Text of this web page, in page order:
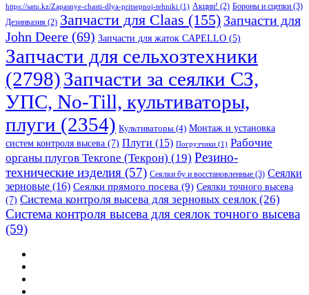
https://satu.kz/Zapasnye-chasti-dlya-pritsepnoj-tehniki (1) Акции! (2) Бороны и сцепки (3)
Дезинвазия (2) Запчасти для Claas (155) Запчасти для
John Deere (69) Запчасти для жаток CAPELLO (5)
Запчасти для сельхозтехники
(2798)Запчасти за сеялки СЗ,
УПС, No-Till, культиваторы,
плуги (2354) Культиваторы (4) Монтаж и установка
систем контроля высева (7) Плуги (15) Погрузчики (1) Рабочие
органы плугов Текrоne (Текрон) (19) Резино-
технические изделия (57) Сеялки бу и восстановленные (3) Сеялки
зерновые (16) Сеялки прямого посева (9) Сеялки точного высева
(7) Система контроля высева для зерновых сеялок (26)
Система контроля высева для сеялок точного высева
(59)